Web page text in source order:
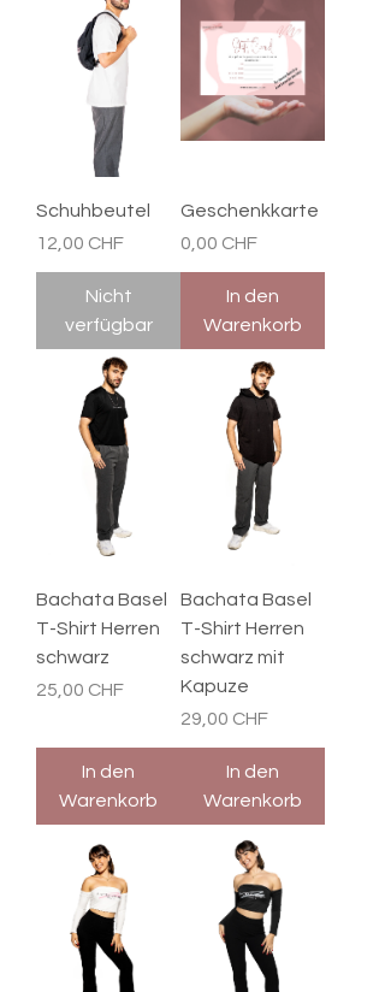
Schuhbeutel
Preis
12,00 CHF
Nicht
verfügbar
Geschenkkarte
Preis
0,00 CHF
In den
Warenkorb
Bachata Basel
T-Shirt Herren
schwarz
Preis
25,00 CHF
In den
Warenkorb
Bachata Basel
T-Shirt Herren
schwarz mit
Kapuze
Preis
29,00 CHF
In den
Warenkorb